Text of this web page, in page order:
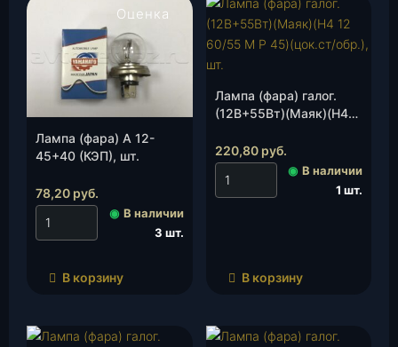
Лампа (фара) А 12-
45+40 (КЭП), шт.
Оценка
78,20 руб.
◉ В наличии
3 шт.
В корзину
Лампа (фара) галог.
(12В+55Вт)(Маяк)(Н4
(цок.ст/обр.), шт.
220,80 руб.
◉ В наличии
1 шт.
В корзину